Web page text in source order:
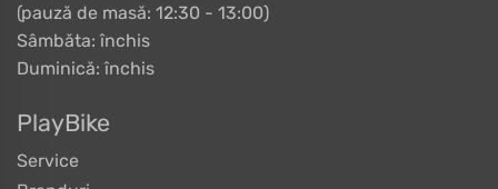
(pauză de masă: 12:30 - 13:00)
Sâmbăta: închis
Duminică: închis
PlayBike
Service